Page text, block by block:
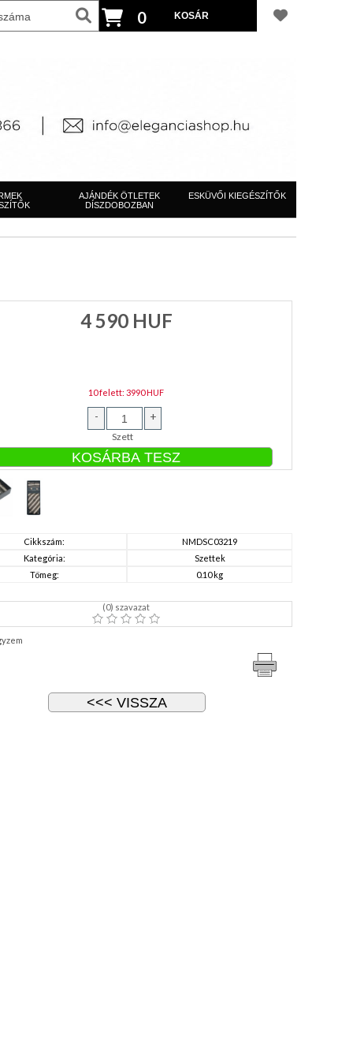
0
AJÁNDÉK ÖTLETEK
DÍSZDOBOZBAN
ESKÜVŐI KIEGÉSZÍTŐK
4 590HUF
10 felett: 3990 HUF
- +
Szett
Cikkszám:
NMDSC03219
Kategória:
Szettek
Tömeg:
0.10 kg
(0) szavazat